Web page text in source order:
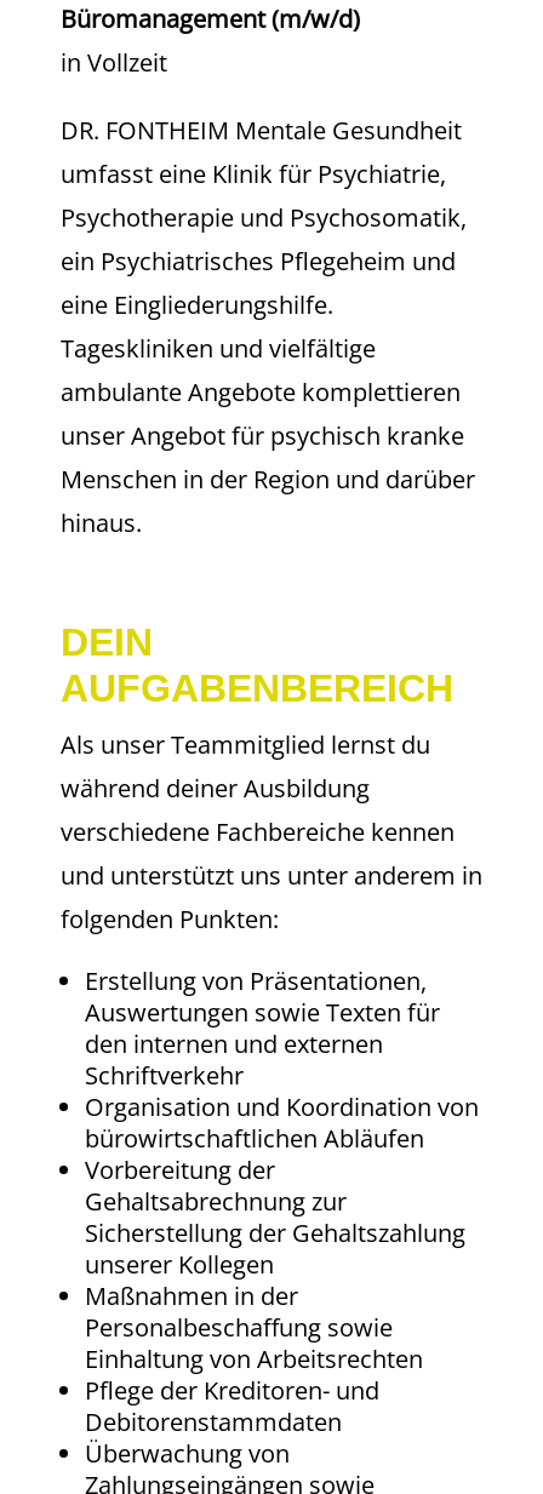
Büromanagement (m/w/d)
in Vollzeit
DR. FONTHEIM Mentale Gesundheit
umfasst eine Klinik für Psychiatrie,
Psychotherapie und Psychosomatik,
ein Psychiatrisches Pflegeheim und
eine Eingliederungshilfe.
Tageskliniken und vielfältige
ambulante Angebote komplettieren
unser Angebot für psychisch kranke
Menschen in der Region und darüber
hinaus.
DEIN
AUFGABENBEREICH
Als unser Teammitglied lernst du
während deiner Ausbildung
verschiedene Fachbereiche kennen
und unterstützt uns unter anderem in
folgenden Punkten:
Erstellung von Präsentationen,
Auswertungen sowie Texten für
den internen und externen
Schriftverkehr
Organisation und Koordination von
bürowirtschaftlichen Abläufen
Vorbereitung der
Gehaltsabrechnung zur
Sicherstellung der Gehaltszahlung
unserer Kollegen
Maßnahmen in der
Personalbeschaffung sowie
Einhaltung von Arbeitsrechten
Pflege der Kreditoren- und
Debitorenstammdaten
Überwachung von
Zahlungseingängen sowie